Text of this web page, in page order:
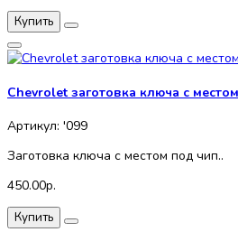
Купить
Chevrolet заготовка ключа с
Артикул: '099
Заготовка ключа с местом под чип..
450.00р.
Купить